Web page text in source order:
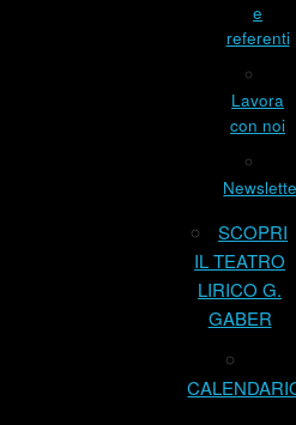
e
referenti
Lavora
con noi
SCOPRI
IL TEATRO
LIRICO G.
GABER